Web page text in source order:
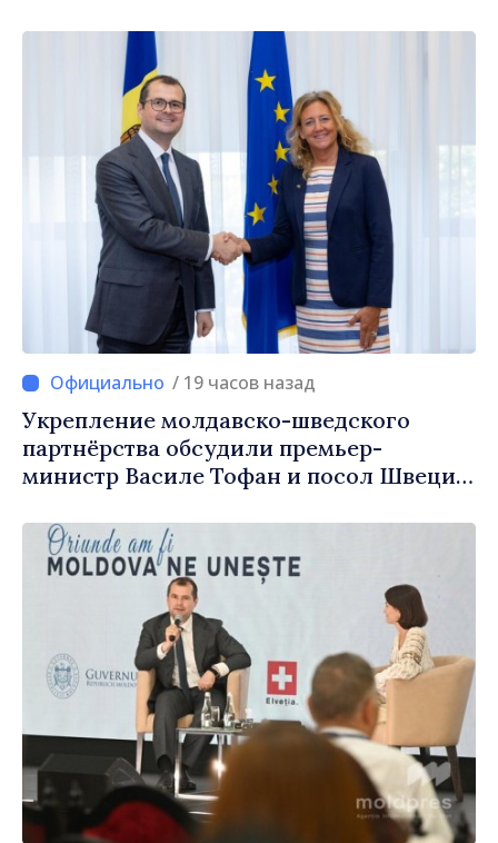
/ 19 часов назад
Укрепление молдавско-шведского
партнёрства обсудили премьер-
министр Василе Тофан и посол Швеции